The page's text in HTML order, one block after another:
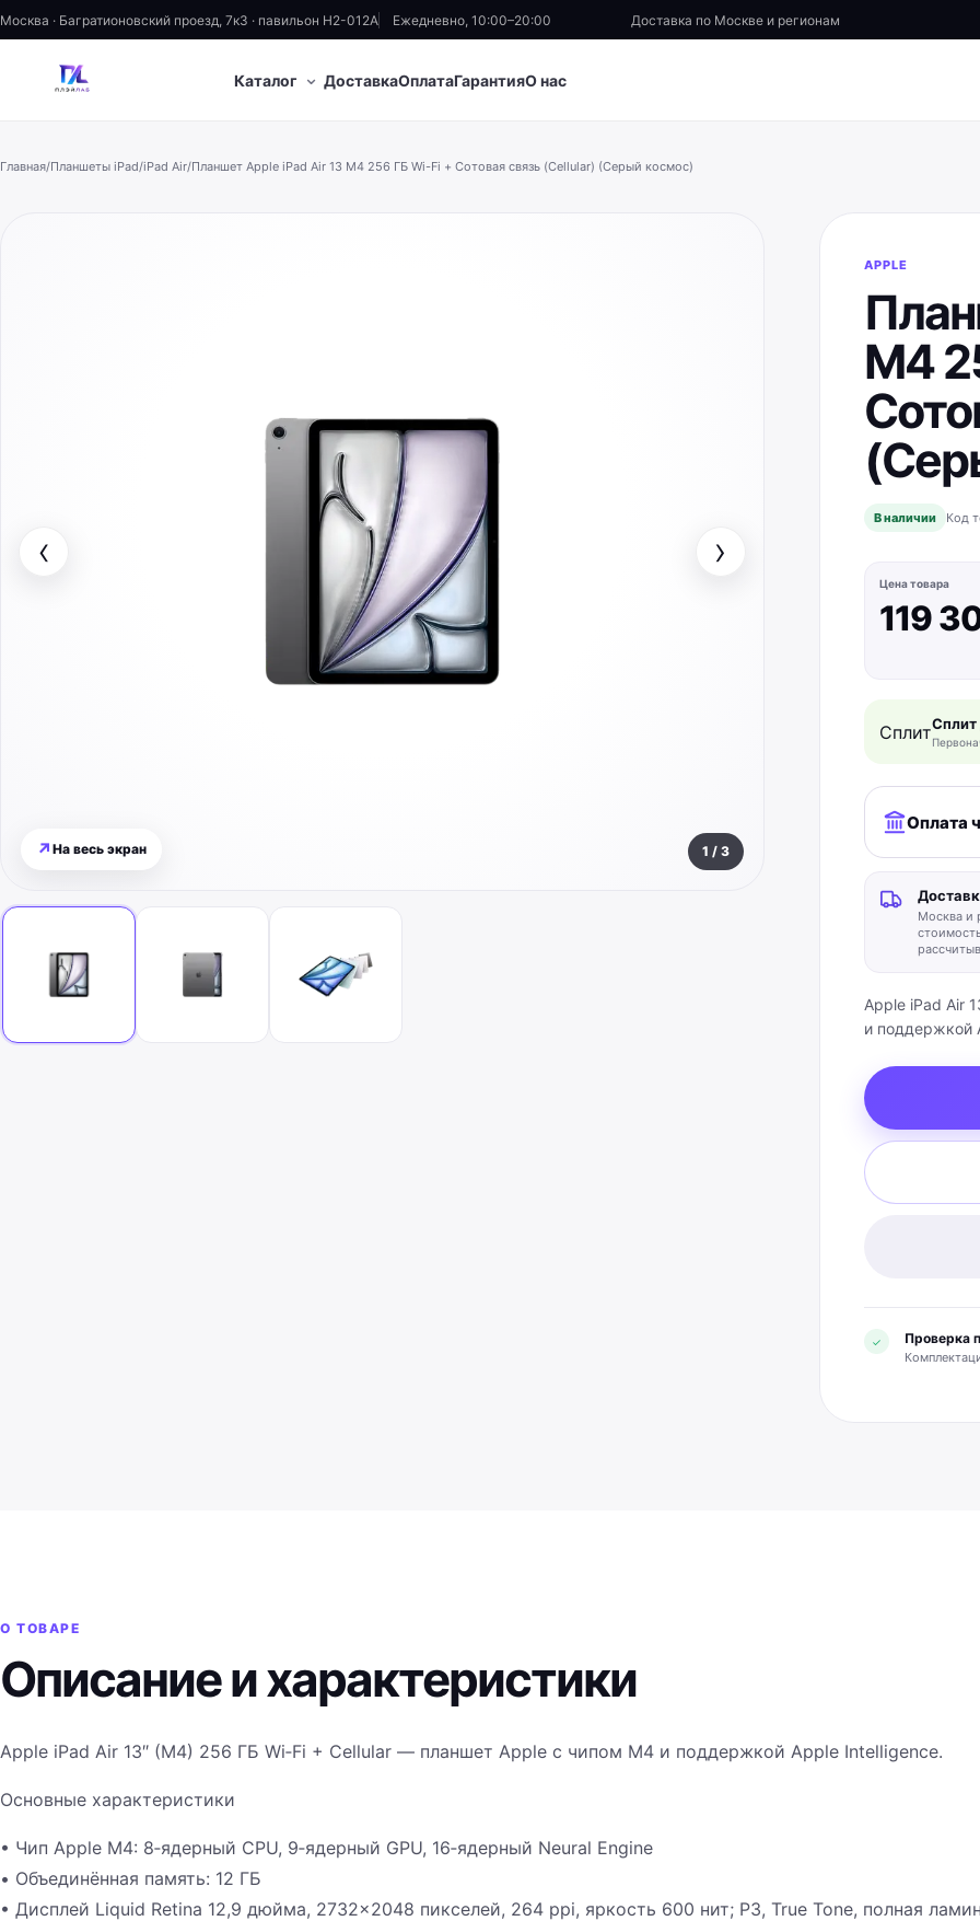
Москва · Багратионовский проезд, 7к3 · павильон H2-012A Ежедневно, 10:00–20:00 Доставка по Москве и регионам
Каталог ⌄ ДоставкаОплатаГарантияО нас
Главная/Планшеты iPad/iPad Air/Планшет Apple iPad Air 13 M4 256 ГБ Wi-Fi + Сотовая связь (Cellular) (Серый космос)
↗ На весь экран
‹ ›
1 / 3
APPLE
M4
В наличии Код
Цена товара
119
СплитСплит
Оплата
Москва и
Apple iPad Air
и поддержкой
✓ Проверка
О ТОВАРЕ
Описание и характеристики
Apple iPad Air 13″ (M4) 256 ГБ Wi‑Fi + Cellular — планшет Apple с чипом M4 и поддержкой Apple Intelligence.
Основные характеристики
• Чип Apple M4: 8‑ядерный CPU, 9‑ядерный GPU, 16‑ядерный Neural Engine
• Объединённая память: 12 ГБ
• Дисплей Liquid Retina 12,9 дюйма, 2732×2048 пикселей, 264 ppi, яркость 600 нит; P3, True Tone, полная